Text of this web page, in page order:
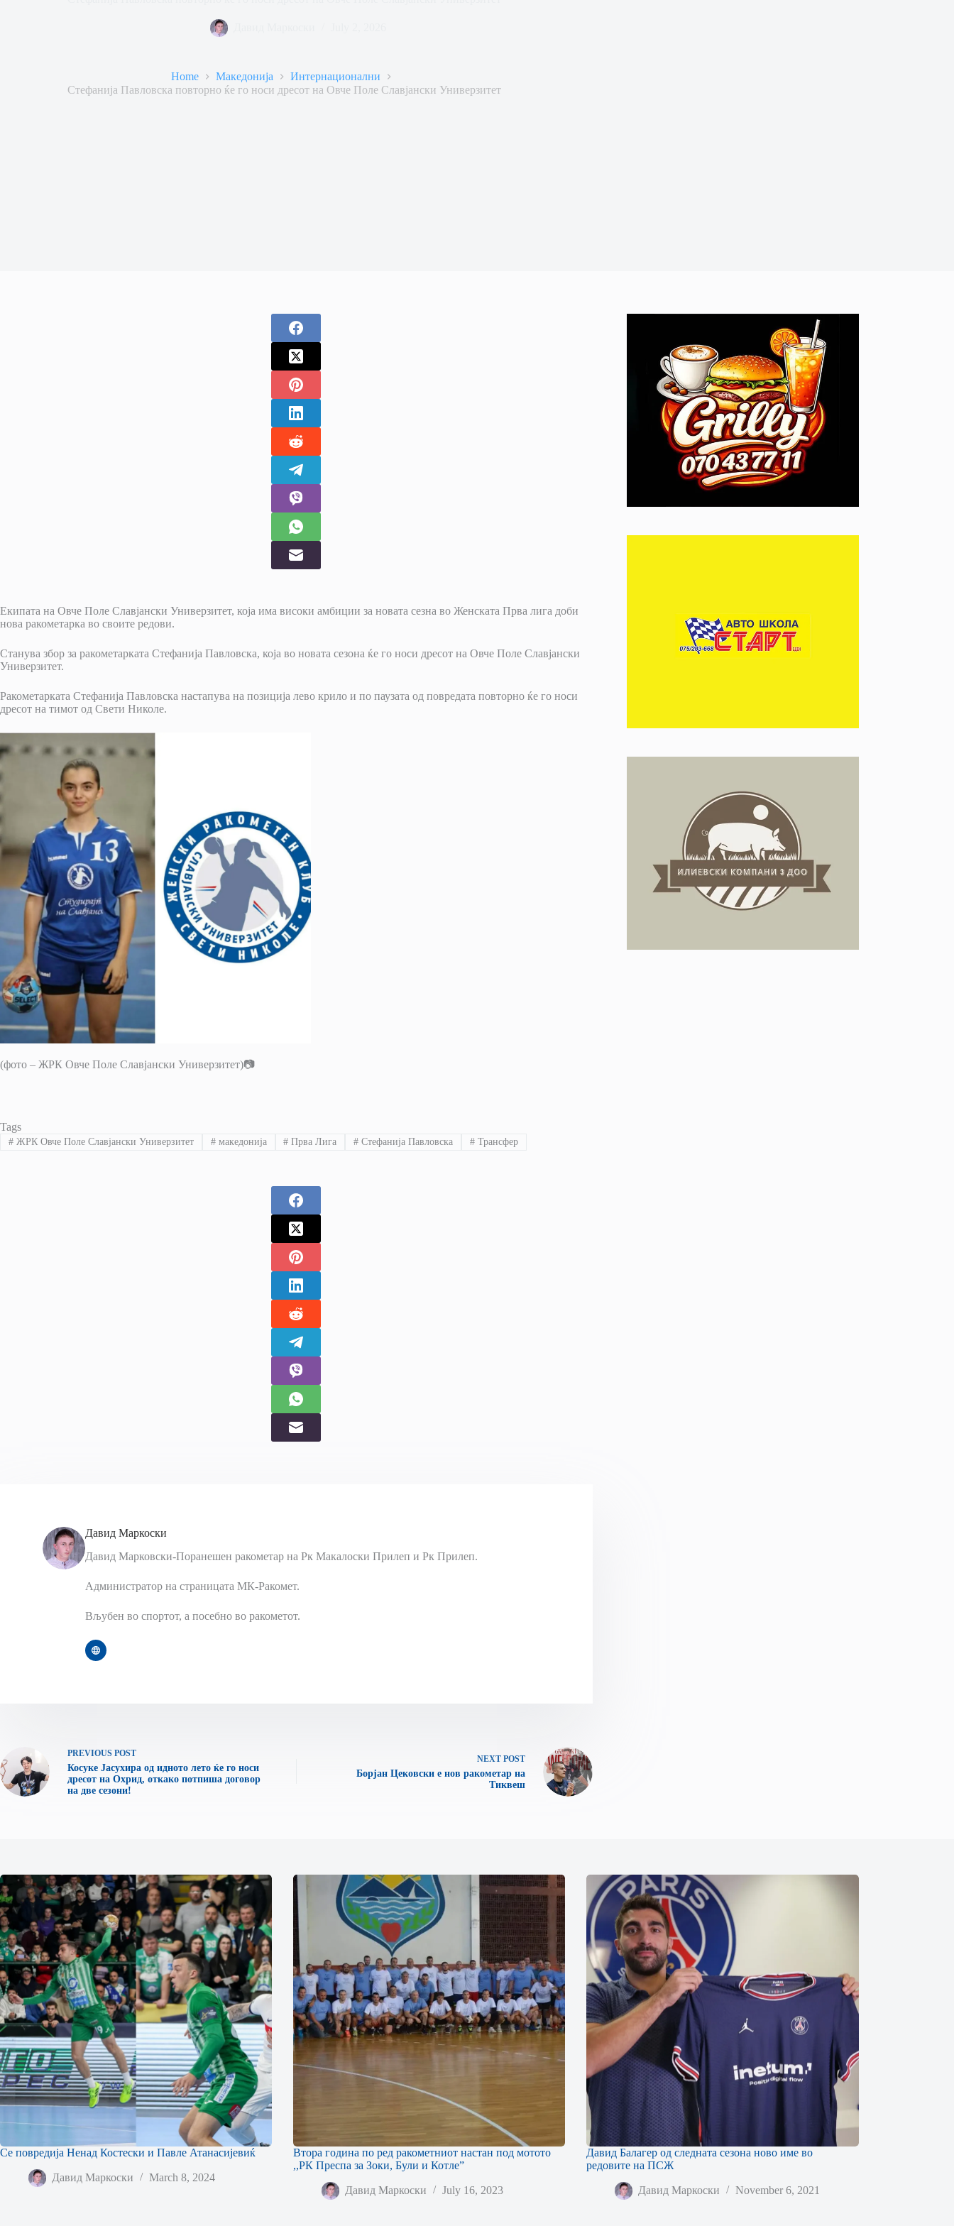
Home Македонија
Интернационални
Стефанија Павловска повторно ќе го носи дресот на Овче Поле Славјански Универзитет
Екипата на Овче Поле Славјански Универзитет, која има високи амбиции за новата сезна во Женската Прва лига доби
нова ракометарка во своите редови.
Станува збор за ракометарката Стефанија Павловска, која во новата сезона ќе го носи дресот на Овче Поле Славјански
Универзитет.
Ракометарката Стефанија Павловска настапува на позиција лево крило и по паузата од повредата повторно ќе го носи
дресот на тимот од Свети Николе.
(фото – ЖРК Овче Поле Славјански Универзитет)📷
Tags
#ЖРК Овче Поле Славјански Универзитет #македонија # Прва Лига # Стефанија Павловска # Трансфер
Давид Маркоски
Давид Марковски-Поранешен ракометар на Рк Макалоски Прилеп и Рк Прилеп.
Администратор на страницата МК-Ракомет.
Вљубен во спортот, а посебно во ракометот.
PREVIOUS POST
Косуке Јасухира од идното лето ќе го носи
дресот на Охрид, откако потпиша договор
на две сезони!
NEXT POST
Борјан Цековски е нов ракометар на
Тиквеш
Се повредија Ненад Костески и Павле Атанасијевиќ
Давид Маркоски March 8, 2024
Втора година по ред ракометниот настан под мотото
,,РК Преспа за Зоки, Були и Котле”
Давид Маркоски July 16, 2023
Давид Балагер од следната сезона ново име во
редовите на ПСЖ
Давид Маркоски November 6, 2021